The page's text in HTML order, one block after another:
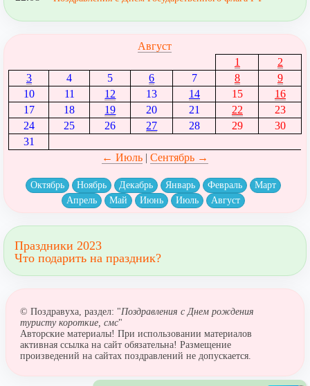
Август
1
2
3
4 5 6 7 8
9
10
11 12 13 14 15
16
17
18 19 20 21 22
23
24
25 26 27 28 29
30
31
← Июль| Сентябрь →
Октябрь Ноябрь Декабрь Январь Февраль
Март
Апрель
Май Июнь Июль Август
Праздники 2023
Что подарить на праздник?
© Поздравуха, раздел: "Поздравления с Днем рождения
туристу короткие, смс"
Авторские материалы! При использовании материалов
активная ссылка на сайт обязательна! Размещение
произведений на сайтах поздравлений не допускается.